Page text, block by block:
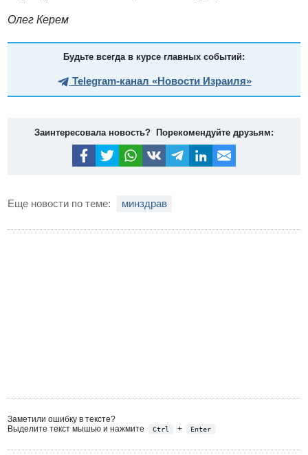
Олег Керем
Будьте всегда в курсе главных событий:
Telegram-канал «Новости Израиля»
Заинтересовала новость? Порекомендуйте друзьям:
Еще новости по теме: минздрав
Заметили ошибку в тексте?
Выделите текст мышью и нажмите
Ctrl + Enter